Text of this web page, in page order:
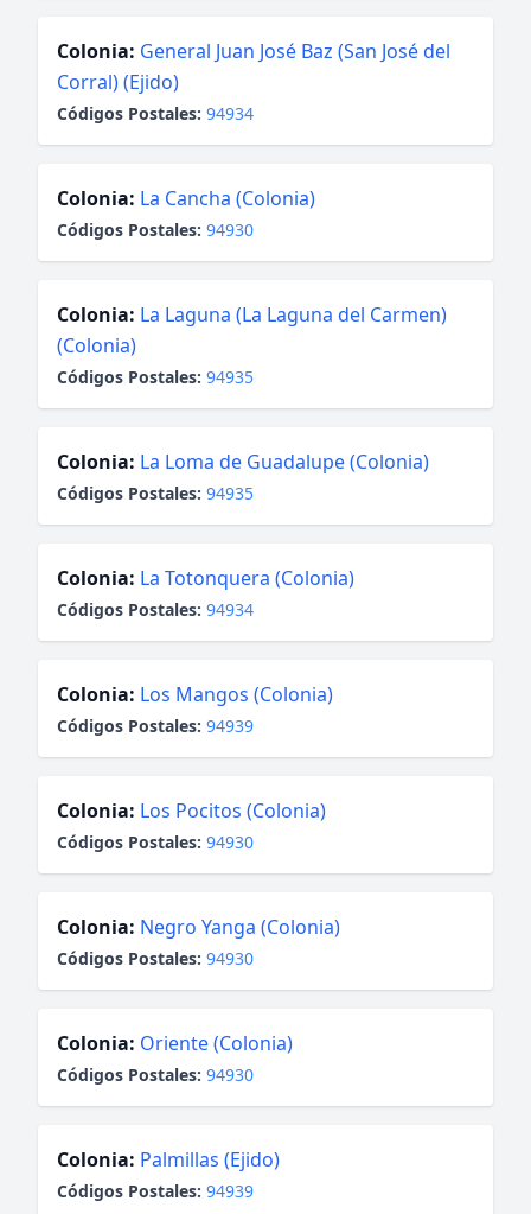
Colonia: General Juan José Baz (San José del
Corral) (Ejido)
Códigos Postales: 94934
Colonia: La Cancha (Colonia)
Códigos Postales: 94930
Colonia: La Laguna (La Laguna del Carmen)
(Colonia)
Códigos Postales: 94935
Colonia: La Loma de Guadalupe (Colonia)
Códigos Postales: 94935
Colonia: La Totonquera (Colonia)
Códigos Postales: 94934
Colonia: Los Mangos (Colonia)
Códigos Postales: 94939
Colonia: Los Pocitos (Colonia)
Códigos Postales: 94930
Colonia: Negro Yanga (Colonia)
Códigos Postales: 94930
Colonia: Oriente (Colonia)
Códigos Postales: 94930
Colonia: Palmillas (Ejido)
Códigos Postales: 94939